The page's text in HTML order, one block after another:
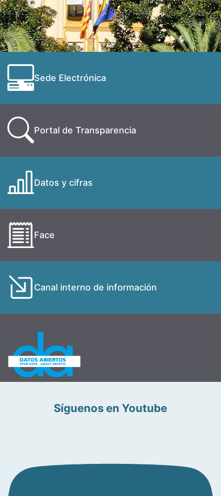
Sede Electrónica
Portal de Transparencia
Datos y cifras
Face
Canal interno de información
Síguenos en Youtube